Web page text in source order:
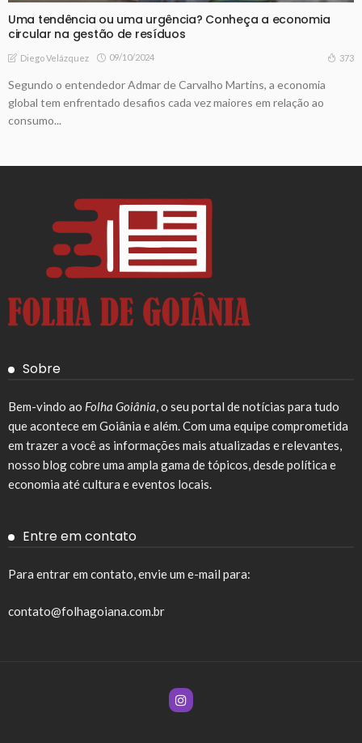
Uma tendência ou uma urgência? Conheça a economia
circular na gestão de resíduos
Diego Velázquez 09/10/2024 373
Segundo o entendedor Admar de Carvalho Martins, a economia
global tem enfrentado desafios cada vez maiores em relação ao
consumo...
Sobre
Bem-vindo ao Folha Goiânia, o seu portal de notícias para tudo
que acontece em Goiânia e além. Com uma equipe comprometida
em trazer a você as informações mais atualizadas e relevantes,
nosso blog cobre uma ampla gama de tópicos, desde política e
economia até cultura e eventos locais.
Entre em contato
Para entrar em contato, envie um e-mail para:
contato@folhagoiana.com.br